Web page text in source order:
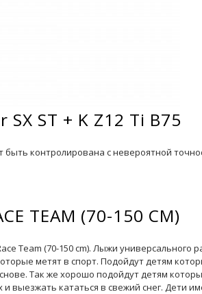
ST + K Z12 Ti B75
контролирована с невероятной
TEAM (70-150 CM)
Team (70-150 cm). Лыжи
метят в спорт. Подойдут детям
Так же хорошо подойдут детям
выезжать кататься в свежий снег. Дети